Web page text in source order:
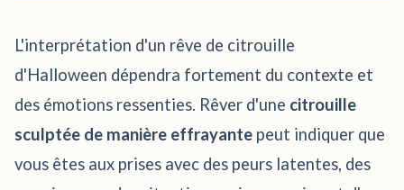
L'interprétation d'un rêve de citrouille
d'Halloween dépendra fortement du contexte et
des émotions ressenties. Rêver d'une citrouille
sculptée de manière effrayante peut indiquer que
vous êtes aux prises avec des peurs latentes, des